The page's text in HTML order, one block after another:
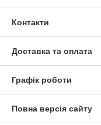
Контакти
Доставка та оплата
Графік роботи
Повна версія сайту